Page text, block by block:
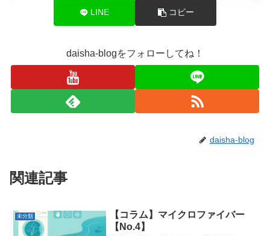
LINE コピー
daisha-blogをフォローしてね！
daisha-blog
関連記事
未分類
【コラム】マイクロファイバー
【No.4】